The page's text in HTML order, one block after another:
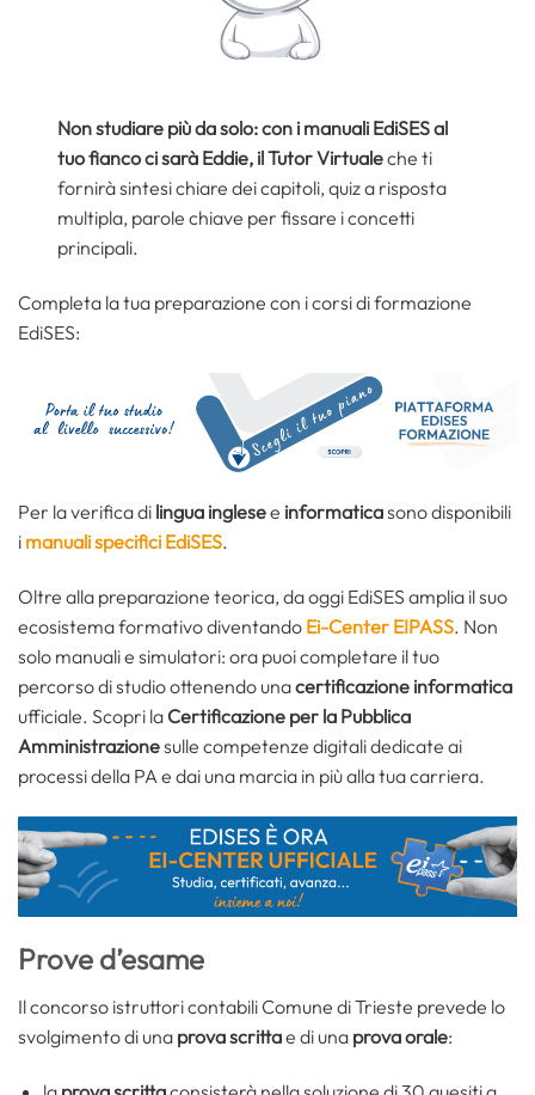
Non studiare più da solo: con i manuali EdiSES al
tuo fianco ci sarà Eddie, il Tutor Virtualeche ti
fornirà sintesi chiare dei capitoli, quiz a risposta
multipla, parole chiave per fissare i concetti
principali.
Completa la tua preparazione con i corsi di formazione
EdiSES:
Per la verifica di lingua inglesee informaticasono disponibili
i manuali specifici EdiSES.
Oltre alla preparazione teorica, da oggi EdiSES amplia il suo
ecosistema formativo diventando Ei-Center EIPASS. Non
solo manuali e simulatori: ora puoi completare il tuo
percorso di studio ottenendo unacertificazione informatica
ufficiale. Scopri la Certificazione per la Pubblica
Amministrazionesulle competenze digitali dedicate ai
processi della PA e dai una marcia in più alla tua carriera.
Prove d’esame
Il concorso istruttori contabili Comune di Trieste prevede lo
svolgimento di una prova scrittae di una prova orale: